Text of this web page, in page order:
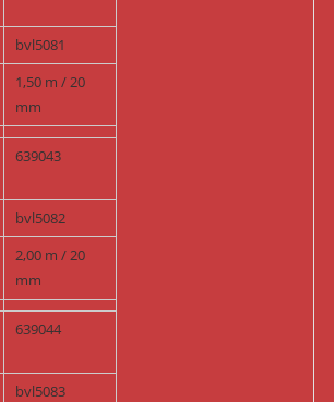
bvl5081
1,50 m / 20
mm
639043
bvl5082
2,00 m / 20
mm
639044
bvl5083